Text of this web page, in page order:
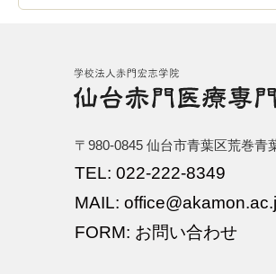
〒980-0845 仙台市青葉区荒巻青
TEL: 022-222-8349
MAIL:
FORM: お問い合わせ